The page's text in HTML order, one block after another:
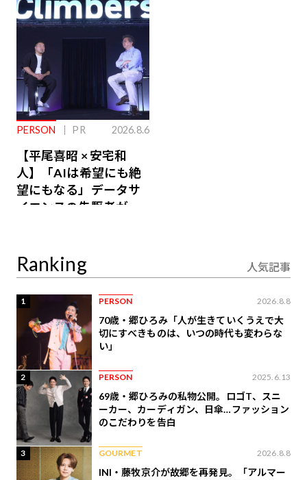
PERSON PR 2026.8.6
【平尾喜昭 × 安宅和
人】「AIは希望にも絶
望にもなる」データサ
イエンスの先駆者が語
Ranking 人気記事
1 PERSON 2026.8.8
70歳・郷ひろみ「人が生きていくうえで大
切にすべきものは、いつの時代も変わらな
い」
2 PERSON 2025.6.13
69歳・郷ひろみの私物公開。ロゴT、スニ
ーカー、カーディガン、日傘…ファッション
のこだわりを告白
3 GOURMET 2026.8.8
INI・藤牧京介が故郷を再発見。「アルマー